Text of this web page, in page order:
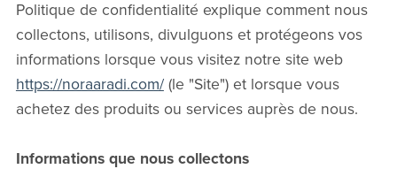
Politique de confidentialité explique comment nous
collectons, utilisons, divulguons et protégeons vos
informations lorsque vous visitez notre site web
https://noraaradi.com/(le "Site") et lorsque vous
achetez des produits ou services auprès de nous.
Informations que nous collectons